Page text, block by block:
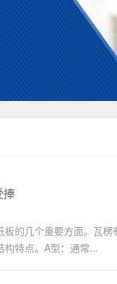
捧
的几个重要方面。瓦楞
特点。A型：通常...